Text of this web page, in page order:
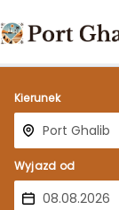
Kierunek
Wyjazd od